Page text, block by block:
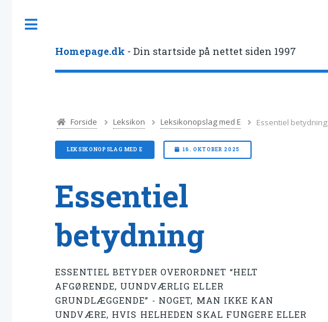
Homepage.dk - Din startside på nettet siden 1997
Forside Leksikon Leksikonopslag med E Essentiel betydning
LEKSIKONOPSLAG MED E 16. OKTOBER 2025
Essentiel
betydning
ESSENTIEL BETYDER OVERORDNET “HELT
AFGØRENDE, UUNDVÆRLIG ELLER
GRUNDLÆGGENDE” - NOGET, MAN IKKE KAN
UNDVÆRE, HVIS HELHEDEN SKAL FUNGERE ELLER